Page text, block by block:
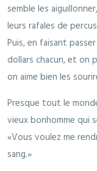
semble les
leurs rafales de
Puis, en faisant
dollars chacun, et on
on aime bien les
Presque tout le
vieux bonhomme qui
«Vous voulez me
sang.»